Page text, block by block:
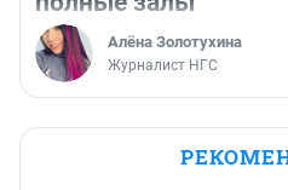
Алёна Золотухина
Журналист НГС